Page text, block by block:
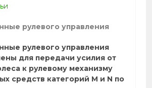
рулевого управления
рулевого управления
для передачи усилия от
к рулевому механизму
средств категорий M и N по